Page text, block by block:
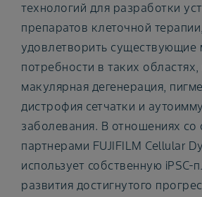
технологий для разработки
препаратов клеточной
удовлетворить существующие
потребности в таких
макулярная дегенерация,
дистрофия сетчатки и
заболевания. В отношениях со
партнерами FUJIFILM Cellular
использует собственную iPSС-
развития достигнутого